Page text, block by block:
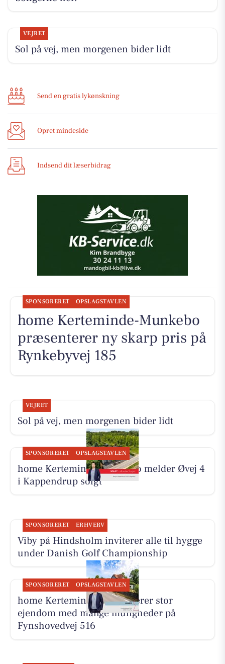
VEJRET
Sol på vej, men morgenen bider lidt
Send en gratis lykønskning
Opret mindeside
Indsend dit læserbidrag
SPONSORERET OPSLAGSTAVLEN
home Kerteminde-Munkebo
præsenterer ny skarp pris på
Rynkebyvej 185
VEJRET
Sol på vej, men morgenen bider lidt
SPONSORERET OPSLAGSTAVLEN
home Kerteminde-Munkebo melder Øvej 4
i Kappendrup solgt
SPONSORERET ERHVERV
Viby på Hindsholm inviterer alle til hygge
under Danish Golf Championship
SPONSORERET OPSLAGSTAVLEN
home Kerteminde præsenterer stor
ejendom med mange muligheder på
Fynshovedvej 516